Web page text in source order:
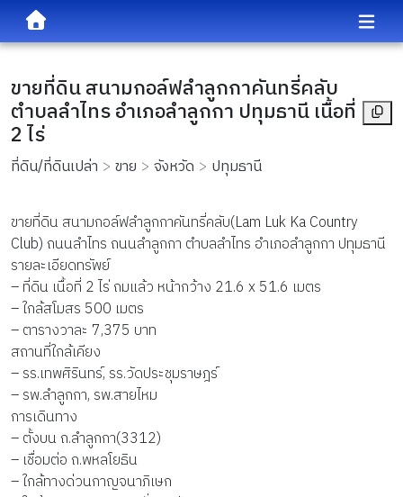
ขายที่ดิน สนามกอล์ฟลำลูกกาคันทรี่คลับ
ตำบลลำไทร อำเภอลำลูกกา ปทุมธานี เนื้อที่
2 ไร่
ที่ดิน/ที่ดินเปล่า ขาย จังหวัด ปทุมธานี
ขายที่ดิน สนามกอล์ฟลำลูกกาคันทรี่คลับ(Lam Luk Ka Country
Club) ถนนลำไทร ถนนลำลูกกา ตำบลลำไทร อำเภอลำลูกกา ปทุมธานี
รายละเอียดทรัพย์
– ที่ดิน เนื้อที่ 2 ไร่ ถมแล้ว หน้ากว้าง 21.6 x 51.6 เมตร
– ใกล้สโมสร 500 เมตร
– ตารางวาละ 7,375 บาท
สถานที่ใกล้เคียง
– รร.เทพศิรินทร์, รร.วัดประชุมราษฎร์
– รพ.ลำลูกกา, รพ.สายไหม
การเดินทาง
– ตั้งบน ถ.ลำลูกกา(3312)
– เชื่อมต่อ ถ.พหลโยธิน
– ใกล้ทางด่วนกาญจนาภิเษก